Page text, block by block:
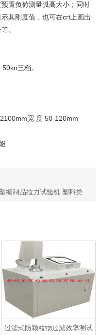
置负荷测量弧高大小；同时
其刚度值，也可在crt上画出
。
三档。
宽 度 50-120mm
编制品拉力试验机 塑料类
过滤式防颗粒物过滤效率测试